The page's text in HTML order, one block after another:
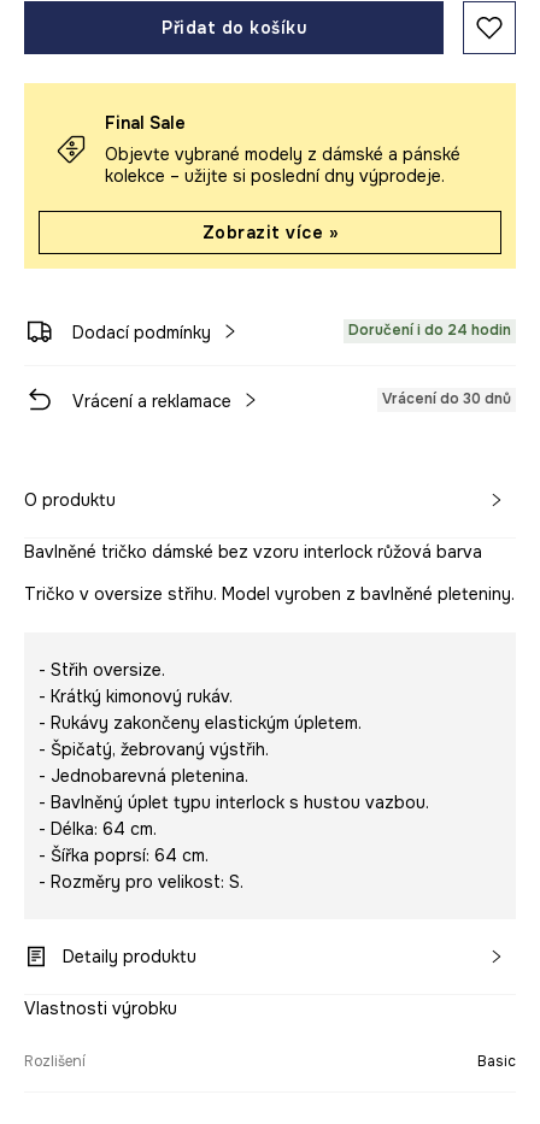
Přidat do košíku
Final Sale
Objevte vybrané modely z dámské a pánské
kolekce – užijte si poslední dny výprodeje.
Zobrazit více »
Dodací podmínky Doručení i do 24 hodin
Vrácení a reklamace Vrácení do 30 dnů
O produktu
Bavlněné tričko dámské bez vzoru interlock růžová barva
Tričko v oversize střihu. Model vyroben z bavlněné pleteniny.
- Střih oversize.
- Krátký kimonový rukáv.
- Rukávy zakončeny elastickým úpletem.
- Špičatý, žebrovaný výstřih.
- Jednobarevná pletenina.
- Bavlněný úplet typu interlock s hustou vazbou.
- Délka: 64 cm.
- Šířka poprsí: 64 cm.
- Rozměry pro velikost: S.
Detaily produktu
Vlastnosti výrobku
Rozlišení Basic